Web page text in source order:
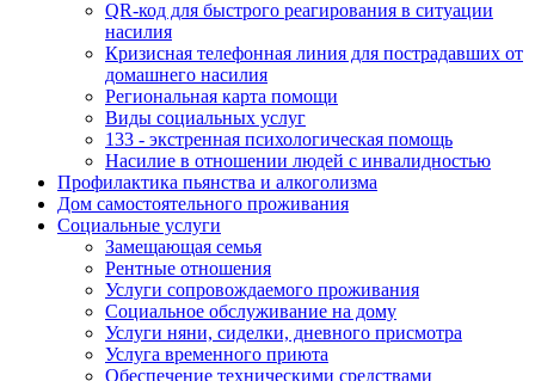
QR-код для быстрого реагирования в ситуации
насилия
Кризисная телефонная линия для пострадавших от
домашнего насилия
Региональная карта помощи
Виды социальных услуг
133 - экстренная психологическая помощь
Насилие в отношении людей с инвалидностью
Профилактика пьянства и алкоголизма
Дом самостоятельного проживания
Социальные услуги
Замещающая семья
Рентные отношения
Услуги сопровождаемого проживания
Социальное обслуживание на дому
Услуги няни, сиделки, дневного присмотра
Услуга временного приюта
Обеспечение техническими средствами